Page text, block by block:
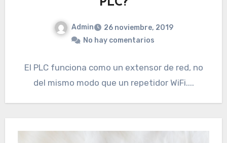
Admin
26 noviembre, 2019
No hay comentarios
El PLC funciona como un extensor de red, no
del mismo modo que un repetidor WiFi....